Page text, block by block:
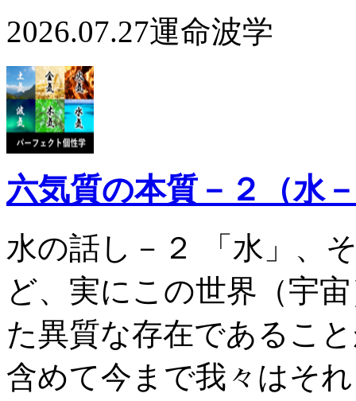
2026.07.27運命波学
六気質の本質－２（水
水の話し－２ 「水」、
ど、実にこの世界（宇
た異質な存在であるこ
含めて今まで我々はそ